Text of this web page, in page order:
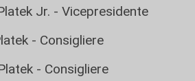
Jr. - Vicepresidente
- Consigliere
- Consigliere